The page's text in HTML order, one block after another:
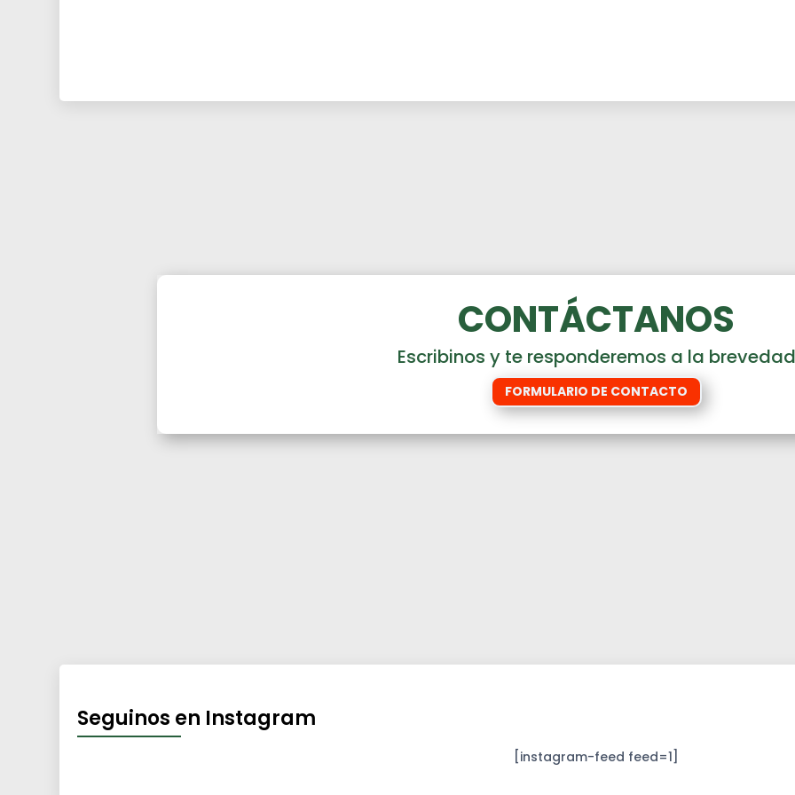
CONTÁCTANOS
Escribinos y te responderemos a la brevedad
FORMULARIO DE CONTACTO
Seguinos en Instagram
[instagram-feed feed=1]